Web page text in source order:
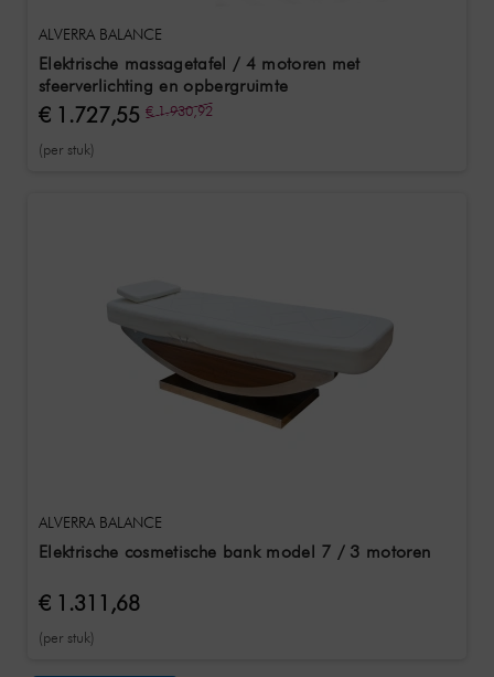
ALVERRA BALANCE
Elektrische massagetafel / 4 motoren met
sfeerverlichting en opbergruimte
€ 1.727,55 € 1.930,92
(per stuk)
ALVERRA BALANCE
Elektrische cosmetische bank model 7 / 3 motoren
€ 1.311,68
(per stuk)